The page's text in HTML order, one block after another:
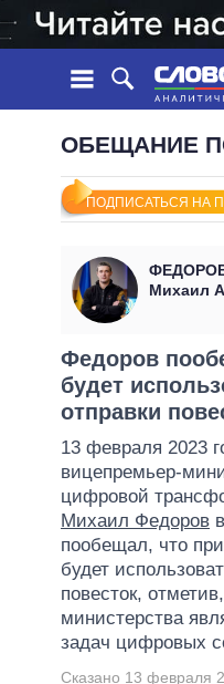
ЛЕНТА
СОБЫТИЯ
СТАТЬИ
МНЕНИЯ
ОБЗОРЫ
ДАЙДЖЕСТЫ
ВСЕ ПОЛИТИКИ
ПРЕЗИДЕНТ И
ВЕРХОВНАЯ
КАБИНЕТ
ГЛАВЫ
МЭРЫ
ВСЕ ПЕРСОНЫ
ОБЕЩАНИЕ
ПОДПИСАТЬСЯ НА
Михаил
Федоров
будет
отправки
13 февраля 2023
вицепремьер-
цифровой
Михаил Федоров
пообещал, что
будет
повесток,
министерства
задач цифровых
Сказано 13 февраля